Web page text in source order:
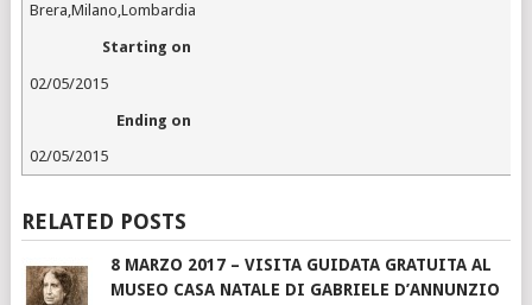
Brera,Milano,Lombardia
Starting on
02/05/2015
Ending on
02/05/2015
RELATED POSTS
8 MARZO 2017 – VISITA GUIDATA GRATUITA AL
MUSEO CASA NATALE DI GABRIELE D’ANNUNZIO